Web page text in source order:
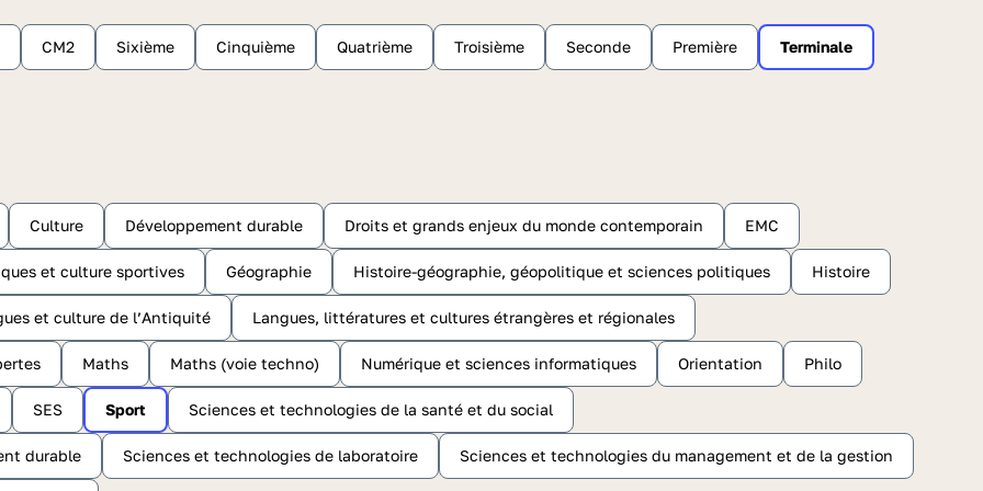
CM2 Sixième Cinquième Quatrième Troisième Seconde Première Terminale
Culture Développement durable Droits et grands enjeux du monde contemporain EMC
et culture sportives Géographie Histoire-géographie, géopolitique et sciences politiques Histoire
et culture de l’Antiquité Langues, littératures et cultures étrangères et régionales
Maths Maths (voie techno) Numérique et sciences informatiques Orientation Philo
SES Sport Sciences et technologies de la santé et du social
durable Sciences et technologies de laboratoire Sciences et technologies du management et de la gestion